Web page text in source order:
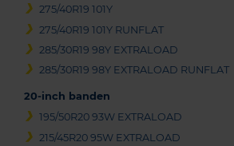
275/40R19 101Y
275/40R19 101Y RUNFLAT
285/30R19 98Y EXTRALOAD
285/30R19 98Y EXTRALOAD RUNFLAT
20-inch banden
195/50R20 93W EXTRALOAD
215/45R20 95W EXTRALOAD